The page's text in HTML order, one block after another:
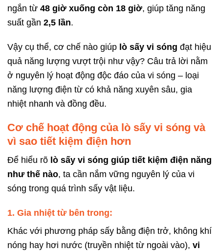
ngắn từ 48 giờ xuống còn 18 giờ, giúp tăng năng
suất gần 2,5 lần.
Vậy cụ thể, cơ chế nào giúp lò sấy vi sóng đạt hiệu
quả năng lượng vượt trội như vậy? Câu trả lời nằm
ở nguyên lý hoạt động độc đáo của vi sóng – loại
năng lượng điện từ có khả năng xuyên sâu, gia
nhiệt nhanh và đồng đều.
Cơ chế hoạt động của lò sấy vi sóng và
vì sao tiết kiệm điện hơn
Để hiểu rõ lò sấy vi sóng giúp tiết kiệm điện năng
như thế nào, ta cần nắm vững nguyên lý của vi
sóng trong quá trình sấy vật liệu.
1. Gia nhiệt từ bên trong:
Khác với phương pháp sấy bằng điện trở, không khí
nóng hay hơi nước (truyền nhiệt từ ngoài vào), vi